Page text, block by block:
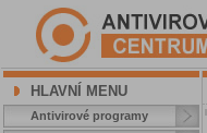
HLAVNÍ MENU
Antivirové programy